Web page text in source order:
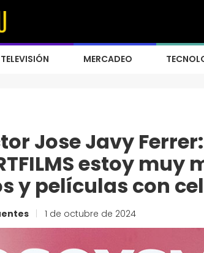
TELEVISIÓN MERCADEO
Jose Javy
estoy
y películas con
1 de octubre de 2024